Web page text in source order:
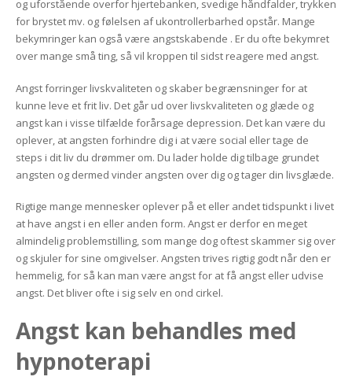
og uforstående overfor hjertebanken, svedige håndfalder, trykken
for brystet mv. og følelsen af ukontrollerbarhed opstår. Mange
bekymringer kan også være angstskabende . Er du ofte bekymret
over mange små ting, så vil kroppen til sidst reagere med angst.
Angstforringer livskvaliteten og skaber begrænsninger for at
kunne leve et frit liv. Det går ud over livskvaliteten og glæde og
angst kan i visse tilfælde forårsage depression. Det kan være du
oplever, at angsten forhindre dig i at være social eller tage de
steps i dit liv du drømmer om. Du lader holde dig tilbage grundet
angsten og dermed vinder angsten over dig og tager din livsglæde.
Rigtige mange mennesker oplever på et eller andet tidspunkt i livet
at have angst i en eller anden form. Angst er derfor en meget
almindelig problemstilling, som mange dog oftest skammer sig over
og skjuler for sine omgivelser. Angsten trives rigtig godt når den er
hemmelig, for så kan man være angst for at få angst eller udvise
angst. Det bliver ofte i sig selv en ond cirkel.
Angst kan behandles med
hypnoterapi